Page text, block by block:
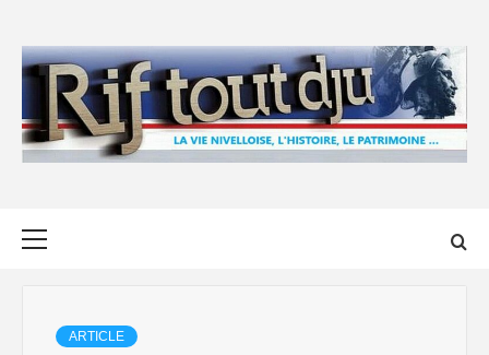
content
ARTICLE